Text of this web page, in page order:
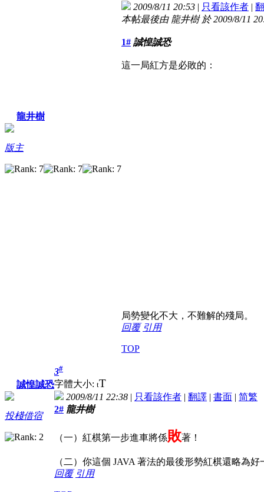
龍井樹
版主
2009/8/11 20:53 | 只看該作者 |
本帖最後由 龍井樹 於 2009/8/11
1# 誠惶誠恐
這一局紅方是必敗的：
局勢變化不大，不難解的殘局。
回覆 引用
TOP
誠惶誠恐
投棧借宿
3#
字體大小: tT
2009/8/11 22:38 | 只看該作者 | 翻譯 | 書面 | 简繁
2# 龍井樹
（一）紅棋第一步進車將係敗著！
（二）你這個 JAVA 著法的最後形勢紅棋還略為
回覆 引用